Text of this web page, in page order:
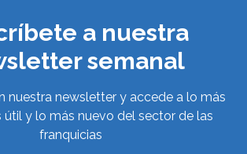
a nuestra
semanal
nuestra newsletter y accede a lo más
útil y lo más nuevo del sector de las
franquicias